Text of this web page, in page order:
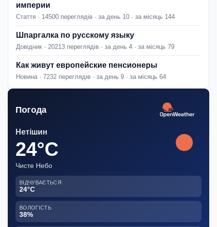
империи
Стаття · 14500 переглядів · за день 10 · за місяць 144
Шпаргалка по русскому языку
Довідник · 20213 переглядів · за день 4 · за місяць 79
Как живут европейские пенсионеры
Новина · 7232 переглядів · за день 9 · за місяць 64
Погода
Нетішин
24°C
Чисте Небо
ВІДЧУВАЄТЬСЯ
24°C
ВОЛОГІСТЬ
38%